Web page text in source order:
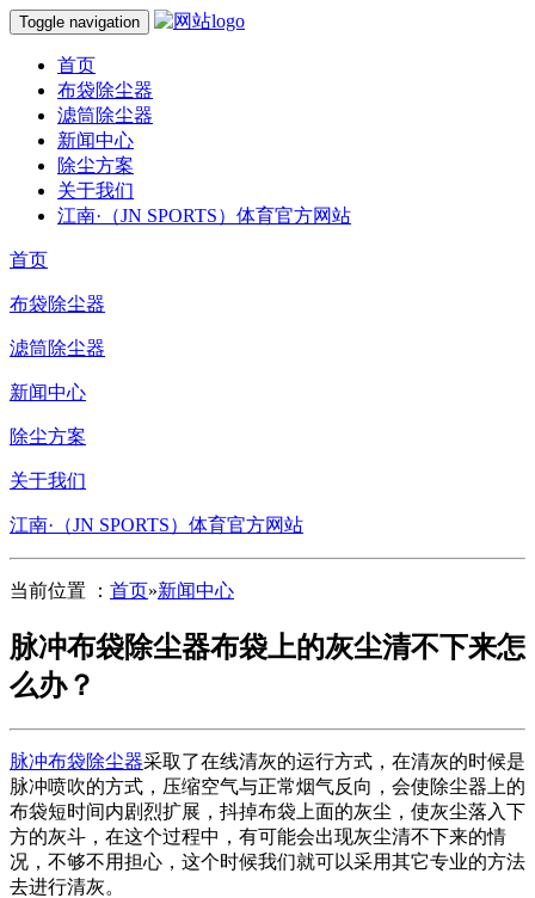
Toggle navigation
首页
布袋除尘器
滤筒除尘器
新闻中心
除尘方案
关于我们
江南·（JN SPORTS）体育官方网站
首页
布袋除尘器
滤筒除尘器
新闻中心
除尘方案
关于我们
江南·（JN SPORTS）体育官方网站
当前位置 ： 首页»新闻中心
脉冲布袋除尘器布袋上的灰尘清不下来怎
么办？
脉冲布袋除尘器采取了在线清灰的运行方式，在清灰的时候是
脉冲喷吹的方式，压缩空气与正常烟气反向，会使除尘器上的
布袋短时间内剧烈扩展，抖掉布袋上面的灰尘，使灰尘落入下
方的灰斗，在这个过程中，有可能会出现灰尘清不下来的情
况，不够不用担心，这个时候我们就可以采用其它专业的方法
去进行清灰。